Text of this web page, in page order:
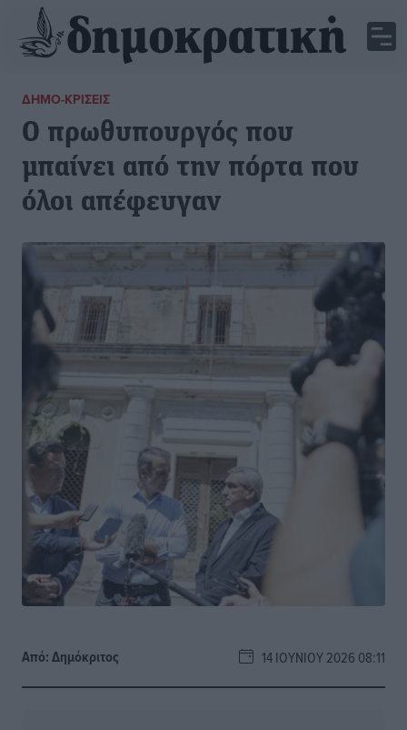
ΔΗΜΟ-ΚΡΊΣΕΙΣ
Ο πρωθυπουργός που
μπαίνει από την πόρτα που
όλοι απέφευγαν
Από:Δημόκριτος 14 ΙΟΥΝΊΟΥ 2026 08:11